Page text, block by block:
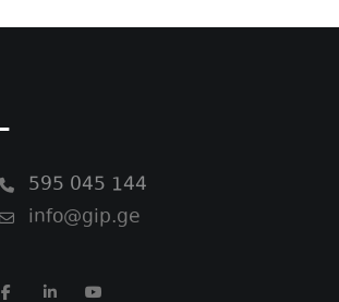
595 045 144
info@gip.ge